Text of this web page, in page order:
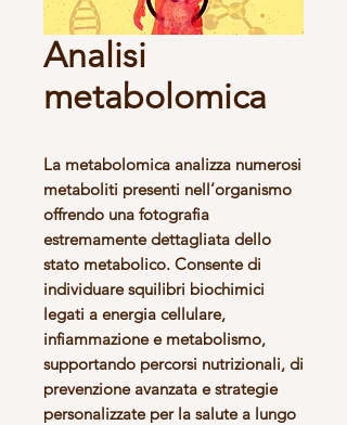
Analisi
metabolomica
La metabolomica analizza numerosi
metaboliti presenti nell’organismo
offrendo una fotografia
estremamente dettagliata dello
stato metabolico. Consente di
individuare squilibri biochimici
legati a energia cellulare,
infiammazione e metabolismo,
supportando percorsi nutrizionali, di
prevenzione avanzata e strategie
personalizzate per la salute a lungo